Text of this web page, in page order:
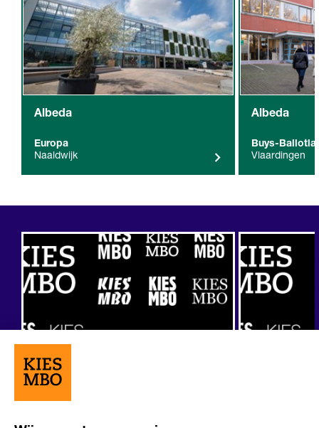
Albeda
Europa
Naaldwijk
Albeda
Buys-
Vlaardingen
Overige resultaten (3)